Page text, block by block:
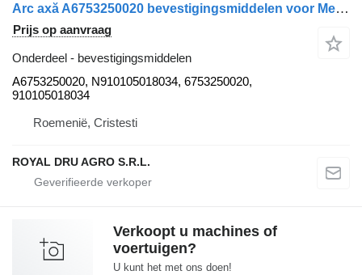
Arc axă A6753250020 bevestigingsmiddelen voor Mercedes-Benz Atego 2 815 vrachtwagen
Prijs op aanvraag
Onderdeel - bevestigingsmiddelen
A6753250020, N910105018034, 6753250020,
910105018034
Roemenië, Cristesti
ROYAL DRU AGRO S.R.L.
Verkoopt u machines of
voertuigen?
U kunt het met ons doen!